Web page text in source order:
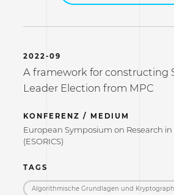
2022-09
A framework for constructing
Leader Election from MPC
KONFERENZ / MEDIUM
European Symposium on Research
(ESORICS)
TAGS
Algorithmische Grundlagen und